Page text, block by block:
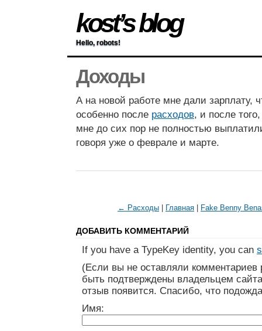
kost’s blog
Hello, robots!
Доходы
А на новой работе мне дали зарплату,
особенно после расходов, и после
мне до сих пор не полностью
говоря уже о феврале и марте.
← Расходы Главная Fake Benny
ДОБАВИТЬ КОММЕНТАРИЙ
If you have a TypeKey identity, you can
(Если вы не оставляли
быть подтверждены владельцем
отзыв появится. Спасибо, что
Имя: